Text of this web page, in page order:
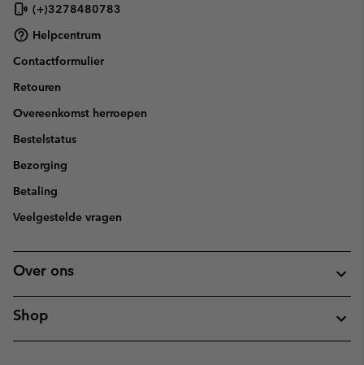
(+)3278480783
Helpcentrum
Contactformulier
Retouren
Overeenkomst herroepen
Bestelstatus
Bezorging
Betaling
Veelgestelde vragen
Over ons
Shop